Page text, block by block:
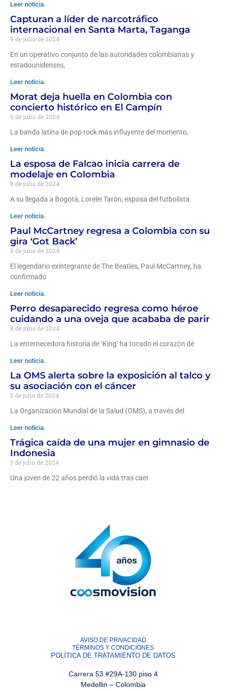
Leer noticia.
Capturan a líder de narcotráfico
internacional en Santa Marta, Taganga
9 de julio de 2024
En un operativo conjunto de las autoridades colombianas y
estadounidenses,
Leer noticia.
Morat deja huella en Colombia con
concierto histórico en El Campín
9 de julio de 2024
La banda latina de pop rock más influyente del momento,
Leer noticia.
La esposa de Falcao inicia carrera de
modelaje en Colombia
8 de julio de 2024
A su llegada a Bogotá, Lorelei Tarón, esposa del futbolista
Leer noticia.
Paul McCartney regresa a Colombia con su
gira ‘Got Back’
8 de julio de 2024
El legendario exintegrante de The Beatles, Paul McCartney, ha
confirmado
Leer noticia.
Perro desaparecido regresa como héroe
cuidando a una oveja que acababa de parir
8 de julio de 2024
La enternecedora historia de ‘King’ ha tocado el corazón de
Leer noticia.
La OMS alerta sobre la exposición al talco y
su asociación con el cáncer
5 de julio de 2024
La Organización Mundial de la Salud (OMS), a través del
Leer noticia.
Trágica caída de una mujer en gimnasio de
Indonesia
5 de julio de 2024
Una joven de 22 años perdió la vida tras caer
AVISO DE PRIVACIDAD
TÉRMINOS Y CONDICIONES
POLÍTICA DE TRATAMIENTO DE DATOS
Carrera 53 #29A-130 piso 4
Medellin – Colombia